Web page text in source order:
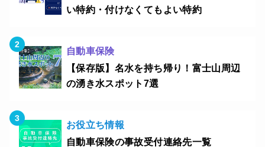
い特約・付けなくてもよい特約
自動車保険
【保存版】名水を持ち帰り！富士山周辺
の湧き水スポット7選
お役立ち情報
自動車保険の事故受付連絡先一覧